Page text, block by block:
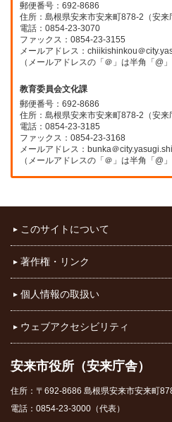
郵便番号：692-8686
住所：島根県安来市安来町878-2（安来
電話：0854-23-3070
ファックス：0854-23-3155
メールアドレス：chiikishinkou＠
（メールアドレスの「＠」は半角「@
教育委員会文化課
郵便番号：692-8686
住所：島根県安来市安来町878-2（安来
電話：0854-23-3185
ファックス：0854-23-3168
メールアドレス：bunka＠
（メールアドレスの「＠」は半角「@
このサイトについて
著作権・リンク
個人情報の取扱い
ウェブアクセシビリティ
安来市役所（安来庁舎）
住所：〒692-8686 島根県安来市安来町
電話：0854-23-3000（代表）